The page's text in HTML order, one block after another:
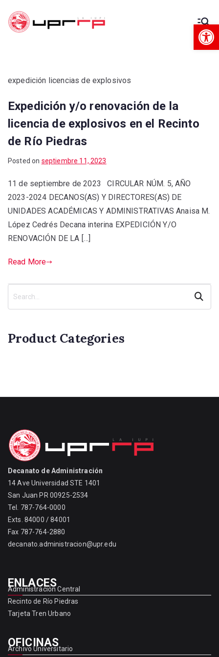
Administra
ción
Decanato de Administración
expedición licencias de explosivos
Expedición y/o renovación de la
licencia de explosivos en el Recinto
de Río Piedras
Posted on septiembre 11, 2023
11 de septiembre de 2023 CIRCULAR NÚM. 5, AÑO
2023-2024 DECANOS(AS) Y DIRECTORES(AS) DE
UNIDADES ACADÉMICAS Y ADMINISTRATIVAS Anaisa M.
López Cedrés Decana interina EXPEDICIÓN Y/O
RENOVACIÓN DE LA […]
Read More
Search
Product Categories
Decanato de Administración
14 Ave Universidad STE 1401
San Juan PR 00925-2534
Tel. 787-764-0000
Exts. 84000 / 84001
Fax 787-764-2880
decanato.administracion@upr.edu
ENLACES
Administración Central
Recinto de Río Piedras
Tarjeta Tren Urbano
OFICINAS
Archivo Universitario